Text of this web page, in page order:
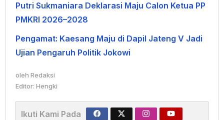
Putri Sukmaniara Deklarasi Maju Calon Ketua PP
PMKRI 2026–2028
Pengamat: Kaesang Maju di Dapil Jateng V Jadi
Ujian Pengaruh Politik Jokowi
oleh Redaksi
Editor: Hengki
Ikuti Kami Pada